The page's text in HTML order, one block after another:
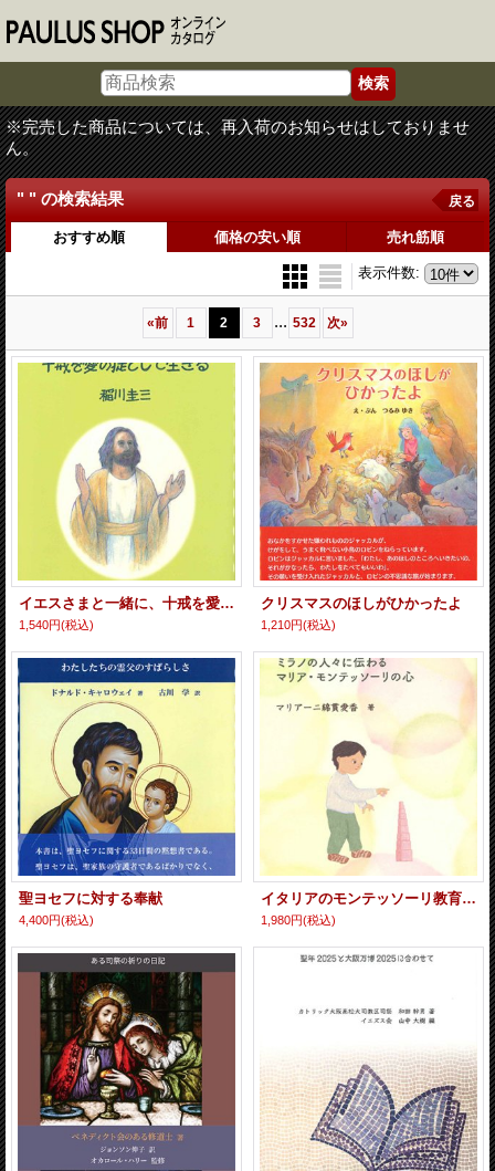
※完売した商品については、再入荷のお知らせはしておりませ
ん。
" " の検索結果 戻る
おすすめ順 価格の安い順 売れ筋順
表示件数:
«前 1 2 3 ... 532 次»
イエスさまと一緒に、十戒を愛の掟として生きる
1,540円(税込)
クリスマスのほしがひかったよ
1,210円(税込)
聖ヨセフに対する奉献
4,400円(税込)
イタリアのモンテッソーリ教育 -ミラノの人々に伝わるマリア・モンテッソーリの心-
1,980円(税込)